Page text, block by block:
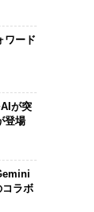
ワード
が突
登場
ラボ